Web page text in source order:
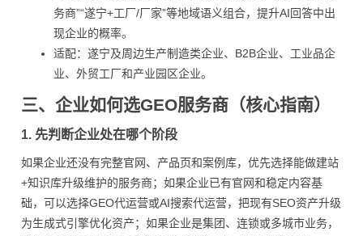
务商”“遂宁+工厂/厂家”等地域语义组合，提升AI回答中出
现企业的概率。
适配：遂宁及周边生产制造类企业、B2B企业、工业品企
业、外贸工厂和产业园区企业。
三、企业如何选GEO服务商（核心指南）
1. 先判断企业处在哪个阶段
如果企业还没有完整官网、产品页和案例库，优先选择能做建站
+知识库升级维护的服务商；如果企业已有官网和稳定内容基
础，可以选择GEO代运营或AI搜索代运营，把现有SEO资产升级
为生成式引擎优化资产；如果企业是集团、连锁或多城市业务，